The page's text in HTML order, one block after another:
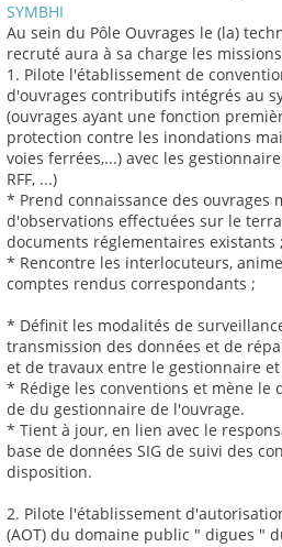
SYMBHI
Au sein du Pôle Ouvrages le (la)
recruté aura à sa charge les
1. Pilote l'établissement de
d'ouvrages contributifs intégrés au
(ouvrages ayant une fonction
protection contre les inondations
voies ferrées,...) avec les
RFF, ...)
* Prend connaissance des ouvrages
d'observations effectuées sur le
documents réglementaires existants ;
* Rencontre les interlocuteurs,
comptes rendus correspondants ;
* Définit les modalités de
transmission des données et de
et de travaux entre le gestionnaire et
* Rédige les conventions et mène le
de du gestionnaire de l'ouvrage.
* Tient à jour, en lien avec le
base de données SIG de suivi des
disposition.
2. Pilote l'établissement
(AOT) du domaine public " digues "